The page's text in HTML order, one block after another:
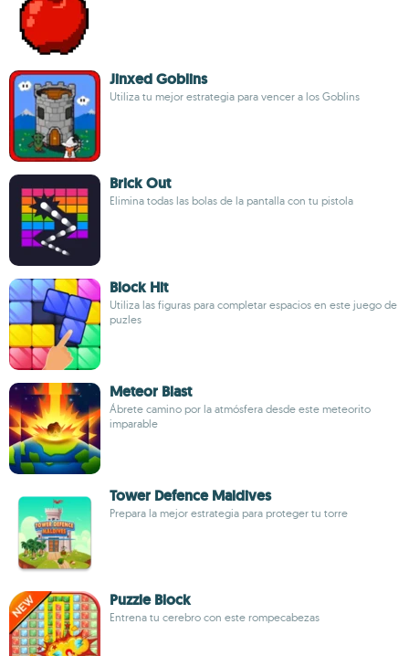
Jinxed Goblins
Utiliza tu mejor estrategia para vencer a los Goblins
Brick Out
Elimina todas las bolas de la pantalla con tu pistola
Block Hit
Utiliza las figuras para completar espacios en este juego de
puzles
Meteor Blast
Ábrete camino por la atmósfera desde este meteorito
imparable
Tower Defence Maldives
Prepara la mejor estrategia para proteger tu torre
Puzzle Block
Entrena tu cerebro con este rompecabezas